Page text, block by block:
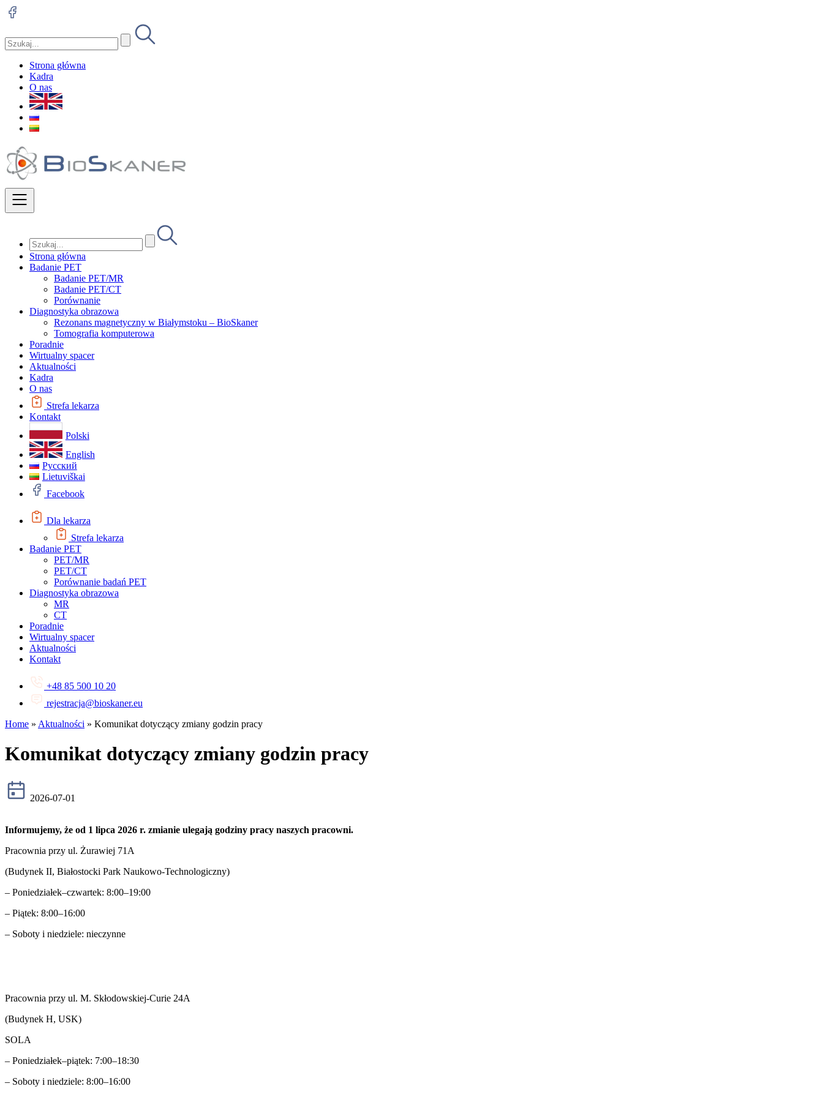
Strona główna
Kadra
O nas
Strona główna
Badanie PET
Badanie PET/MR
Badanie PET/CT
Porównanie
Diagnostyka obrazowa
Rezonans magnetyczny w Białymstoku – BioSkaner
Tomografia komputerowa
Poradnie
Wirtualny spacer
Aktualności
Kadra
O nas
Strefa lekarza
Kontakt
Polski
English
Русский
Lietuviškai
Facebook
Dla lekarza
Strefa lekarza
Badanie PET
PET/MR
PET/CT
Porównanie badań PET
Diagnostyka obrazowa
MR
CT
Poradnie
Wirtualny spacer
Aktualności
Kontakt
+48 85 500 10 20
rejestracja@bioskaner.eu
Home » Aktualności » Komunikat dotyczący zmiany godzin pracy
Komunikat dotyczący zmiany godzin pracy
2026-07-01
Informujemy, że od 1 lipca 2026 r. zmianie ulegają godziny pracy naszych pracowni.
Pracownia przy ul. Żurawiej 71A
(Budynek II, Białostocki Park Naukowo-Technologiczny)
– Poniedziałek–czwartek: 8:00–19:00
– Piątek: 8:00–16:00
– Soboty i niedziele: nieczynne
Pracownia przy ul. M. Skłodowskiej-Curie 24A
(Budynek H, USK)
SOLA
– Poniedziałek–piątek: 7:00–18:30
– Soboty i niedziele: 8:00–16:00